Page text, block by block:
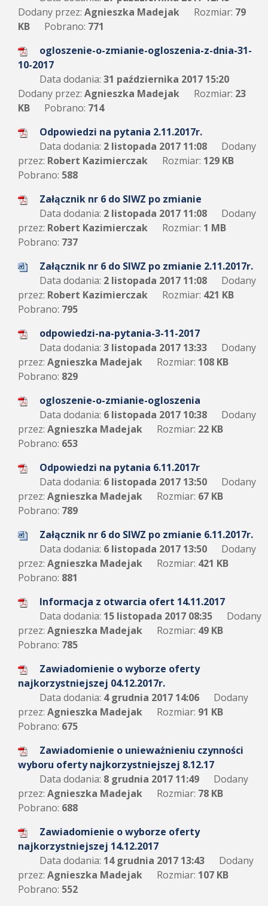
Dodany przez: Agnieszka Madejak Rozmiar: 79
KB
Pobrano: 771
ogloszenie-o-zmianie-ogloszenia-z-dnia-31-
10-2017
Data dodania: 31 października 2017 15:20
Dodany przez: Agnieszka Madejak Rozmiar: 23
KB
Pobrano: 714
Odpowiedzi na pytania 2.11.2017r.
Data dodania: 2 listopada 2017 11:08
Dodany
przez: Robert Kazimierczak Rozmiar: 129 KB
Pobrano: 588
Załącznik nr 6 do SIWZ po zmianie
Data dodania: 2 listopada 2017 11:08
Dodany
przez: Robert Kazimierczak Rozmiar: 1 MB
Pobrano: 737
Załącznik nr 6 do SIWZ po zmianie 2.11.2017r.
Data dodania: 2 listopada 2017 11:08
Dodany
przez: Robert Kazimierczak Rozmiar: 421 KB
Pobrano: 795
odpowiedzi-na-pytania-3-11-2017
Data dodania: 3 listopada 2017 13:33
Dodany
przez: Agnieszka Madejak Rozmiar: 108 KB
Pobrano: 829
ogloszenie-o-zmianie-ogloszenia
Data dodania: 6 listopada 2017 10:38
Dodany
przez: Agnieszka Madejak Rozmiar: 22 KB
Pobrano: 653
Odpowiedzi na pytania 6.11.2017r
Data dodania: 6 listopada 2017 13:50
Dodany
przez: Agnieszka Madejak Rozmiar: 67 KB
Pobrano: 789
Załącznik nr 6 do SIWZ po zmianie 6.11.2017r.
Data dodania: 6 listopada 2017 13:50
Dodany
przez: Agnieszka Madejak Rozmiar: 421 KB
Pobrano: 881
Informacja z otwarcia ofert 14.11.2017
Data dodania: 15 listopada 2017 08:35
Dodany
przez: Agnieszka Madejak Rozmiar: 49 KB
Pobrano: 785
Zawiadomienie o wyborze oferty
najkorzystniejszej 04.12.2017r.
Data dodania: 4 grudnia 2017 14:06
Dodany
przez: Agnieszka Madejak Rozmiar: 91 KB
Pobrano: 675
Zawiadomienie o unieważnieniu czynności
wyboru oferty najkorzystniejszej 8.12.17
Data dodania: 8 grudnia 2017 11:49
Dodany
przez: Agnieszka Madejak Rozmiar: 78 KB
Pobrano: 688
Zawiadomienie o wyborze oferty
najkorzystniejszej 14.12.2017
Data dodania: 14 grudnia 2017 13:43
Dodany
przez: Agnieszka Madejak Rozmiar: 107 KB
Pobrano: 552